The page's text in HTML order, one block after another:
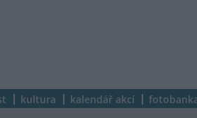
kultura kalendář akcí